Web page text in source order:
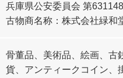
兵庫県公安委員会 第
古物商名称：株式会社緑和
骨董品、美術品、絵画、古
貨、アンティークコイン、